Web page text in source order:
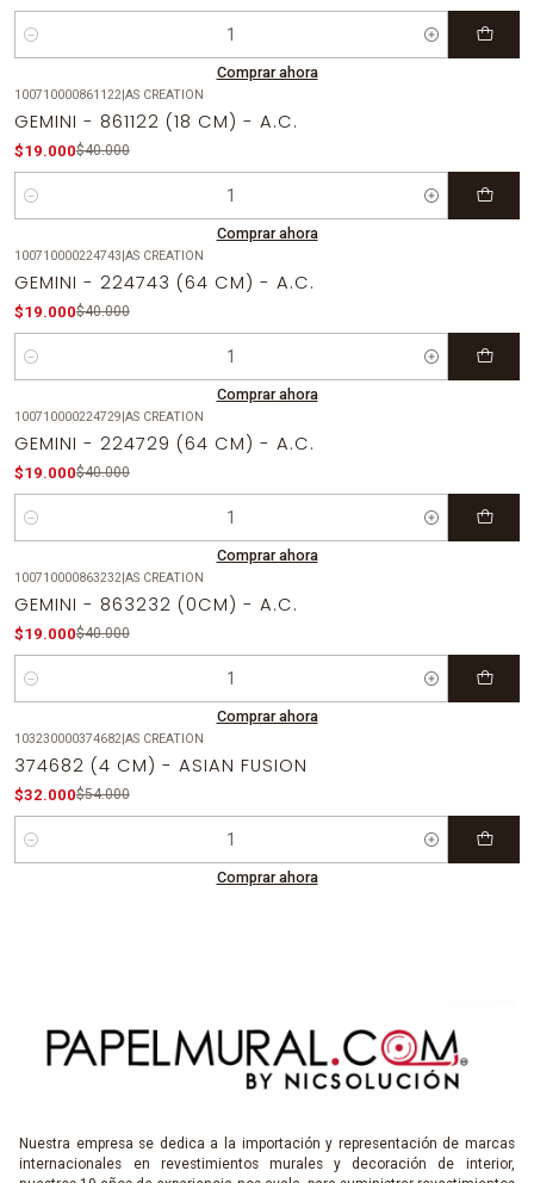
Cantidad
Comprar ahora
100710000861122|AS CREATION
GEMINI - 861122 (18 CM) - A.C.
$19.000$40.000
Cantidad
Comprar ahora
100710000224743|AS CREATION
GEMINI - 224743 (64 CM) - A.C.
$19.000$40.000
Cantidad
Comprar ahora
100710000224729|AS CREATION
GEMINI - 224729 (64 CM) - A.C.
$19.000$40.000
Cantidad
Comprar ahora
100710000863232|AS CREATION
GEMINI - 863232 (0CM) - A.C.
$19.000$40.000
Cantidad
Comprar ahora
-41% OFF
103230000374682|AS CREATION
374682 (4 CM) - ASIAN FUSION
$32.000$54.000
Cantidad
Comprar ahora
Nuestra empresa se dedica a la importación y representación de marcas
internacionales en revestimientos murales y decoración de interior,